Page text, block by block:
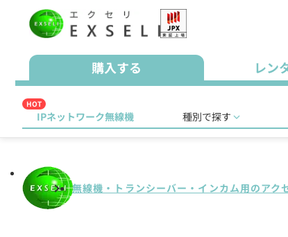
購入する レン
HOT
IPネットワーク無線機 種別で探す
無線機・トランシーバー・インカム用のアク